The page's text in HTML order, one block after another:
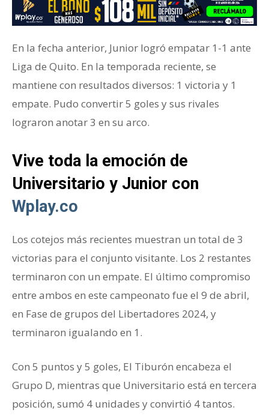
En la fecha anterior, Junior logró empatar 1-1 ante
Liga de Quito. En la temporada reciente, se
mantiene con resultados diversos: 1 victoria y 1
empate. Pudo convertir 5 goles y sus rivales
lograron anotar 3 en su arco.
Vive toda la emoción de
Universitario y Junior con
Wplay.co
Los cotejos más recientes muestran un total de 3
victorias para el conjunto visitante. Los 2 restantes
terminaron con un empate. El último compromiso
entre ambos en este campeonato fue el 9 de abril,
en Fase de grupos del Libertadores 2024, y
terminaron igualando en 1.
Con 5 puntos y 5 goles, El Tiburón encabeza el
Grupo D, mientras que Universitario está en tercera
posición, sumó 4 unidades y convirtió 4 tantos.